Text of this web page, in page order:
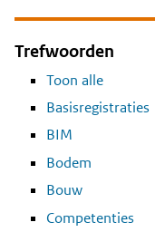
Trefwoorden
Toon alle
Basisregistraties
BIM
Bodem
Bouw
Competenties